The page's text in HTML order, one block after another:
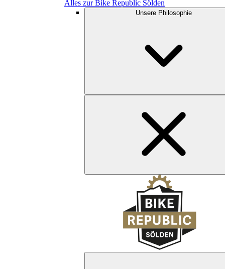
Alles zur Bike Republic Sölden
Unsere Philosophie